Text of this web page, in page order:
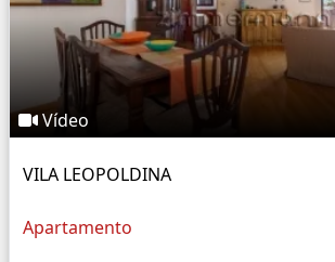
Vídeo
VILA LEOPOLDINA
Apartamento